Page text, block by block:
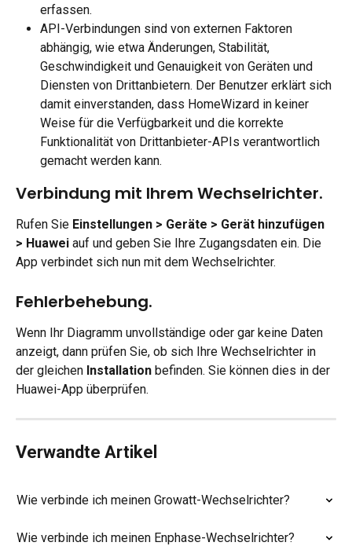
erfassen.
API-Verbindungen sind von externen Faktoren
abhängig, wie etwa Änderungen, Stabilität,
Geschwindigkeit und Genauigkeit von Geräten und
Diensten von Drittanbietern. Der Benutzer erklärt sich
damit einverstanden, dass HomeWizard in keiner
Weise für die Verfügbarkeit und die korrekte
Funktionalität von Drittanbieter-APIs verantwortlich
gemacht werden kann.
Verbindung mit Ihrem Wechselrichter.
Rufen Sie Einstellungen > Geräte > Gerät hinzufügen
> Huawei auf und geben Sie Ihre Zugangsdaten ein. Die
App verbindet sich nun mit dem Wechselrichter.
Fehlerbehebung.
Wenn Ihr Diagramm unvollständige oder gar keine Daten
anzeigt, dann prüfen Sie, ob sich Ihre Wechselrichter in
der gleichen Installation befinden. Sie können dies in der
Huawei-App überprüfen.
Verwandte Artikel
Wie verbinde ich meinen Growatt-Wechselrichter?
Wie verbinde ich meinen Enphase-Wechselrichter?